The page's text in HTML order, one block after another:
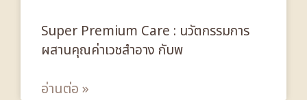
Super Premium Care : นวัตกรรมการ
ผสานคุณค่าเวชสำอาง กับพ
อ่านต่อ »